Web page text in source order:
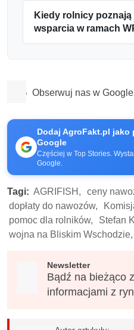
Kiedy rolnicy poznają
wsparcia w ramach
Obserwuj nas w
Dodaj AgroFakt.pl jako
Google
Częściej w Top Stories.
Google.
Tagi: AGRIFISH,
ceny
dopłaty do nawozów,
pomoc dla rolników,
Stefan
wojna na Bliskim Wschodzie,
Newsletter
Bądź na bieżąco z
informacjami z